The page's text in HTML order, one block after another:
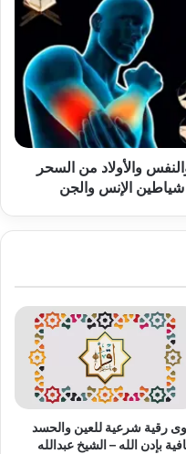
والأولاد من السحر
الإنس والجن
رقية شرعية للعين والحسد
بإدن الله – الشيخ عبدالله